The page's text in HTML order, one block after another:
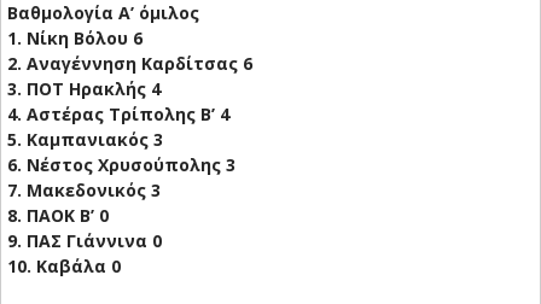
Βαθμολογία Α’ όμιλος
1. Νίκη Βόλου 6
2. Αναγέννηση Καρδίτσας 6
3. ΠΟΤ Ηρακλής 4
4. Αστέρας Τρίπολης Β’ 4
5. Καμπανιακός 3
6. Νέστος Χρυσούπολης 3
7. Μακεδονικός 3
8. ΠΑΟΚ Β’ 0
9. ΠΑΣ Γιάννινα 0
10. Καβάλα 0